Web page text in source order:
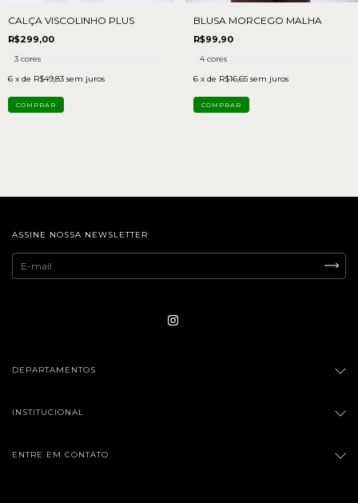
CALÇA VISCOLINHO PLUS
R$299,00
3 cores
6 x de R$49,83 sem juros
COMPRAR
BLUSA MORCEGO MALHA
R$99,90
4 cores
6 x de R$16,65 sem juros
COMPRAR
ASSINE NOSSA NEWSLETTER
DEPARTAMENTOS
INSTITUCIONAL
ENTRE EM CONTATO